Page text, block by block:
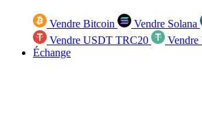
Vendre Bitcoin Vendre Solana
Vendre USDT TRC20
Échange